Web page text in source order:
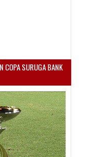
COPA SURUGA BANK